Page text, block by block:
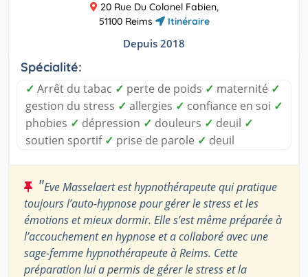
20 Rue Du Colonel Fabien,
51100 Reims
Itinéraire
Depuis 2018
Spécialité:
✓ Arrêt du tabac ✓ perte de poids ✓ maternité ✓
gestion du stress ✓ allergies ✓ confiance en soi ✓
phobies ✓ dépression ✓ douleurs ✓ deuil ✓
soutien sportif ✓ prise de parole ✓ deuil
"Eve Masselaert est hypnothérapeute qui pratique
toujours l’auto-hypnose pour gérer le stress et les
émotions et mieux dormir. Elle s’est même préparée à
l’accouchement en hypnose et a collaboré avec une
sage-femme hypnothérapeute à Reims. Cette
préparation lui a permis de gérer le stress et la